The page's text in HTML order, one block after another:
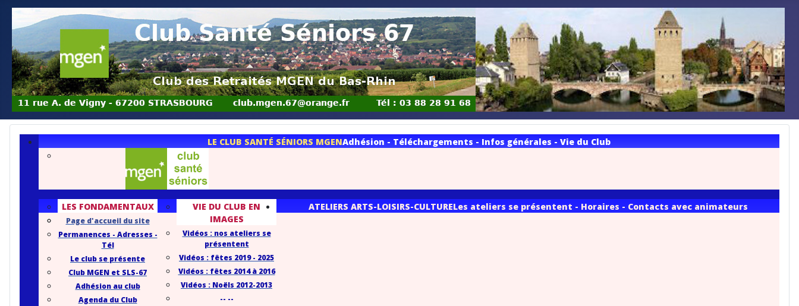
LE CLUB SANTÉ SÉNIORS MGENAdhésion - Téléchargements - Infos générales - Vie du Club
LES FONDAMENTAUX
Page d'accueil du site
Permanences - Adresses -
Tél
Le club se présente
Club MGEN et SLS-67
Adhésion au club
Agenda du Club
VIE DU CLUB EN
IMAGES
Vidéos : nos ateliers se
présentent
Vidéos : fêtes 2019 - 2025
Vidéos : fêtes 2014 à 2016
Vidéos : Noëls 2012-2013
-- --
ATELIERS ARTS-LOISIRS-CULTURELes ateliers se présentent - Horaires - Contacts avec animateurs